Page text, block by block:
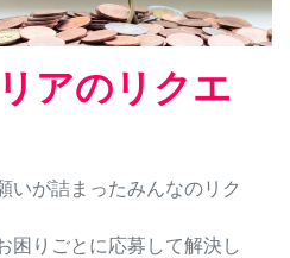
アのリクエ
いが詰まったみんなのリク
困りごとに応募して解決し